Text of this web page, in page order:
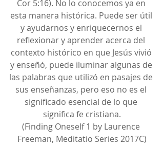
Cor 5:16). No lo conocemos ya en
esta manera histórica. Puede ser útil
y ayudarnos y enriquecernos el
reflexionar y aprender acerca del
contexto histórico en que Jesús vivió
y enseñó, puede iluminar algunas de
las palabras que utilizó en pasajes de
sus enseñanzas, pero eso no es el
significado esencial de lo que
significa fe cristiana.
(Finding Oneself 1 by Laurence
Freeman, Meditatio Series 2017C)